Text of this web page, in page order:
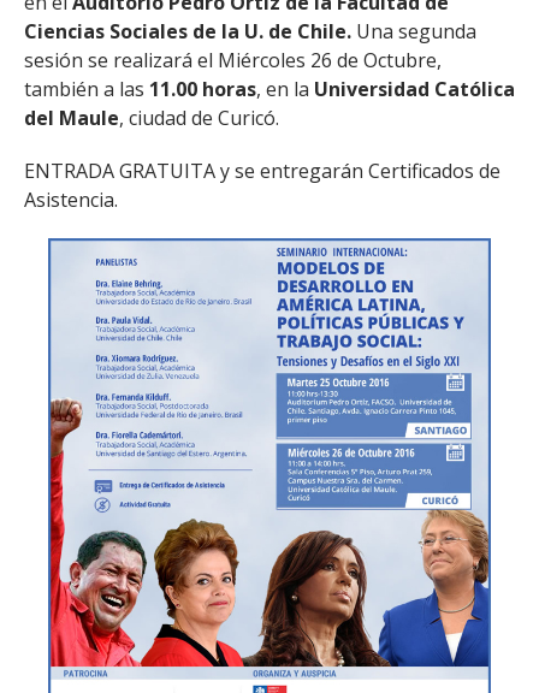
Ciencias Sociales de la U. de Chile. Una segunda
sesión se realizará el Miércoles 26 de Octubre,
también a las 11.00 horas, en la Universidad Católica
del Maule, ciudad de Curicó.
ENTRADA GRATUITA y se entregarán Certificados de
Asistencia.